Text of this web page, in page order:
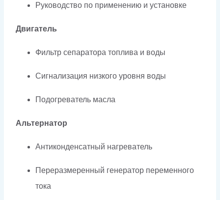
Руководство по применению и установке
Двигатель
Фильтр сепаратора топлива и воды
Сигнализация низкого уровня воды
Подогреватель масла
Альтернатор
Антиконденсатный нагреватель
Переразмеренный генератор переменного
тока